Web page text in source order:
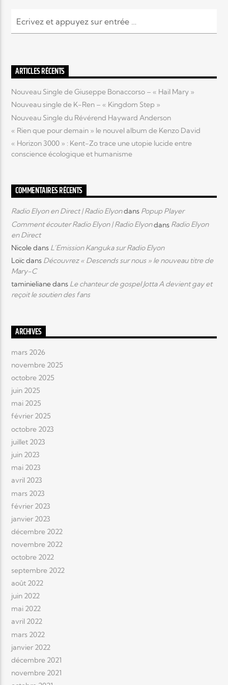
ARTICLES RÉCENTS
Nouveau Single de Giuseppe Bonaccorso – « Hail Mary »
Nouveau single de K-Ren – « Kingdom Step »
Nouveau Single du Révérend Hayward Anderson
« Rien que pour demain » le nouvel album de Kenzo David
« Horizon 3000 » : Kent-Zo trace une utopie lucide entre
conscience écologique et humanisme
COMMENTAIRES RÉCENTS
Radio Elyon en Direct | Radio Elyondans Popup Player
Comment écouter Radio Elyon | Radio Elyondans Radio Elyon
en Direct
Nicoledans L’Emission Kanguka sur Radio Elyon
Loïcdans Découvrez « Descends sur nous » le nouveau titre de
Mary-C
taminielianedans Le chanteur de gospel Jotta A devient gay et
reçoit le soutien des fans
ARCHIVES
mars 2026
novembre 2025
octobre 2025
juin 2025
mai 2025
février 2025
octobre 2023
juillet 2023
juin 2023
mai 2023
avril 2023
mars 2023
février 2023
janvier 2023
décembre 2022
novembre 2022
octobre 2022
septembre 2022
août 2022
juin 2022
mai 2022
avril 2022
mars 2022
janvier 2022
décembre 2021
novembre 2021